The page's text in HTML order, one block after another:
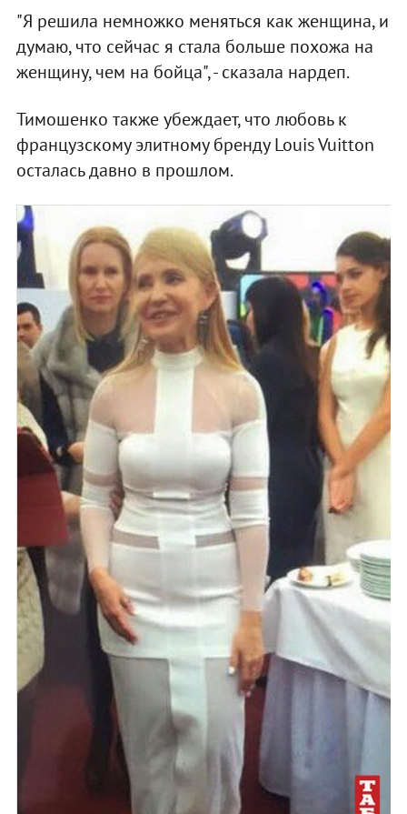
"Я решила немножко меняться как женщина, и
думаю, что сейчас я стала больше похожа на
женщину, чем на бойца", - сказала нардеп.
Тимошенко также убеждает, что любовь к
французскому элитному бренду Louis Vuitton
осталась давно в прошлом.